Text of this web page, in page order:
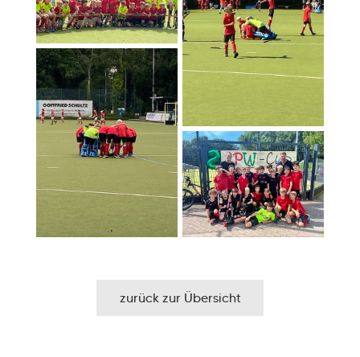
zurück zur Übersicht